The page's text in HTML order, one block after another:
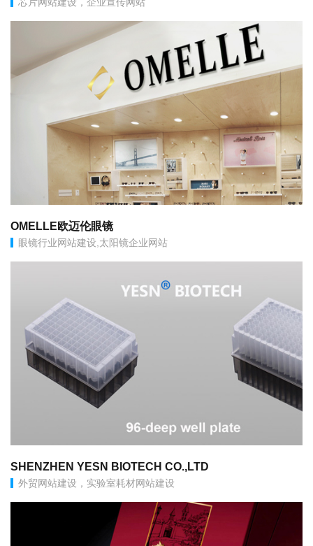
OMELLE欧迈伦眼镜
眼镜行业网站建设,太阳镜企业网站
SHENZHEN YESN BIOTECH CO.,LTD
外贸网站建设，实验室耗材网站建设